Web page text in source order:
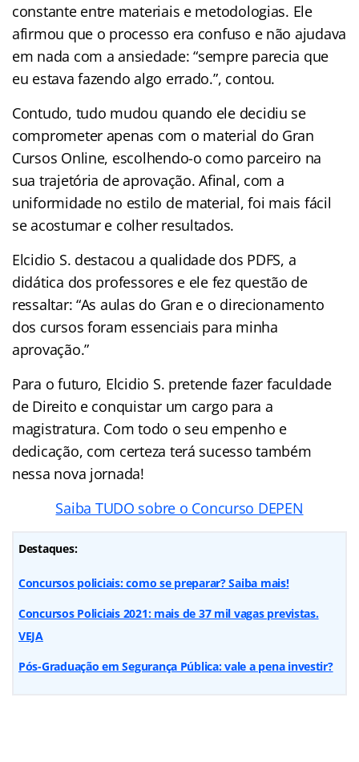
constante entre materiais e metodologias. Ele
afirmou que o processo era confuso e não ajudava
em nada com a ansiedade: “sempre parecia que
eu estava fazendo algo errado.”, contou.
Contudo, tudo mudou quando ele decidiu se
comprometer apenas com o material do Gran
Cursos Online, escolhendo-o como parceiro na
sua trajetória de aprovação. Afinal, com a
uniformidade no estilo de material, foi mais fácil
se acostumar e colher resultados.
Elcidio S. destacou a qualidade dos PDFS, a
didática dos professores e ele fez questão de
ressaltar: “As aulas do Gran e o direcionamento
dos cursos foram essenciais para minha
aprovação.”
Para o futuro, Elcidio S. pretende fazer faculdade
de Direito e conquistar um cargo para a
magistratura. Com todo o seu empenho e
dedicação, com certeza terá sucesso também
nessa nova jornada!
Saiba TUDO sobre o Concurso DEPEN
Destaques:
Concursos policiais: como se preparar? Saiba mais!
Concursos Policiais 2021: mais de 37 mil vagas previstas.
VEJA
Pós-Graduação em Segurança Pública: vale a pena investir?